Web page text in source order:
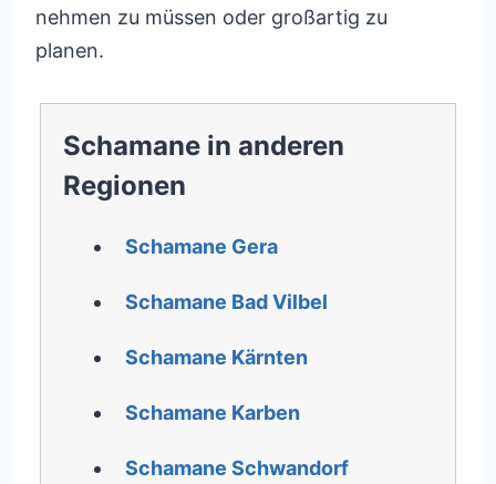
nehmen zu müssen oder großartig zu
planen.
Schamane in anderen
Regionen
Schamane Gera
Schamane Bad Vilbel
Schamane Kärnten
Schamane Karben
Schamane Schwandorf